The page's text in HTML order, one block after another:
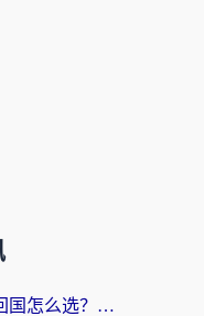
海外党必看：iPhone VPN 回国怎么选？一篇搞定无缝访问国内资源